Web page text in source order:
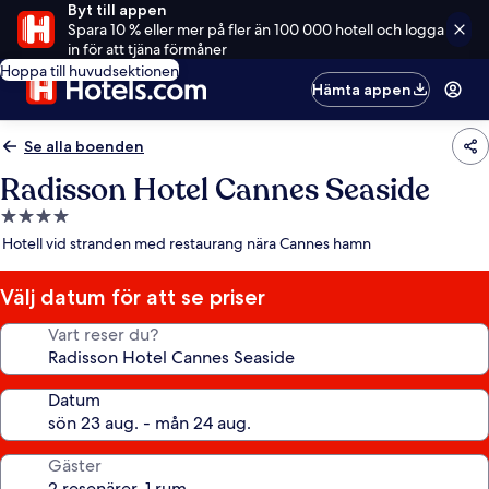
Byt till appen
Spara 10 % eller mer på fler än 100 000 hotell och logga
in för att tjäna förmåner
Hoppa till huvudsektionen
Hämta appen
Se alla boenden
Radisson Hotel Cannes Seaside
4.0-
stjärnigt
Hotell vid stranden med restaurang nära Cannes hamn
Välj datum för att se priser
Vart reser du?
Datum
Gäster